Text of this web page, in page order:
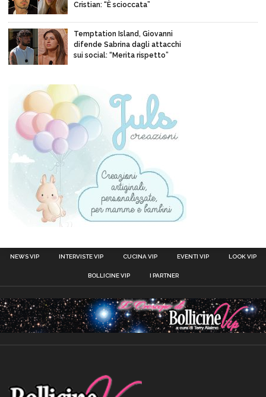
Cristian: “È scioccata”
Temptation Island, Giovanni
difende Sabrina dagli attacchi
sui social: “Merita rispetto”
NEWS VIP INTERVISTE VIP CUCINA VIP EVENTI VIP LOOK VIP
BOLLICINE VIP I PARTNER